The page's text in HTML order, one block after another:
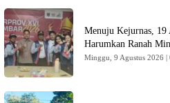
Menuju Kejurnas,
Harumkan Ranah
Minggu, 9 Agustus 2026 |